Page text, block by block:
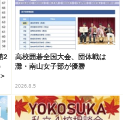
2
高校囲碁全国大会、団体戦は
灘・南山女子部が優勝
2026.8.5